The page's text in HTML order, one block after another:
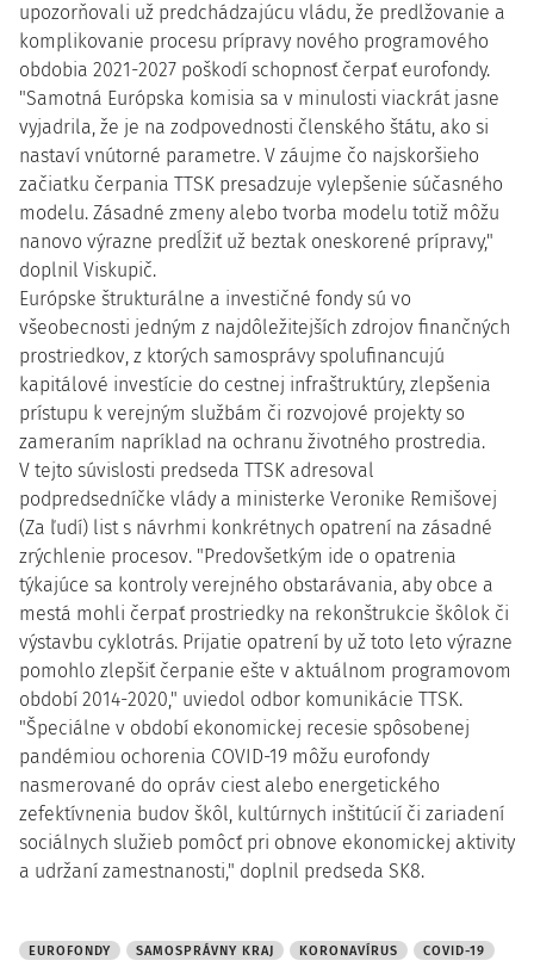
upozorňovali už predchádzajúcu vládu, že predlžovanie a
komplikovanie procesu prípravy nového programového
obdobia 2021-2027 poškodí schopnosť čerpať eurofondy.
"Samotná Európska komisia sa v minulosti viackrát jasne
vyjadrila, že je na zodpovednosti členského štátu, ako si
nastaví vnútorné parametre. V záujme čo najskoršieho
začiatku čerpania TTSK presadzuje vylepšenie súčasného
modelu. Zásadné zmeny alebo tvorba modelu totiž môžu
nanovo výrazne predĺžiť už beztak oneskorené prípravy,"
doplnil Viskupič.
Európske štrukturálne a investičné fondy sú vo
všeobecnosti jedným z najdôležitejších zdrojov finančných
prostriedkov, z ktorých samosprávy spolufinancujú
kapitálové investície do cestnej infraštruktúry, zlepšenia
prístupu k verejným službám či rozvojové projekty so
zameraním napríklad na ochranu životného prostredia.
V tejto súvislosti predseda TTSK adresoval
podpredsedníčke vlády a ministerke Veronike Remišovej
(Za ľudí) list s návrhmi konkrétnych opatrení na zásadné
zrýchlenie procesov. "Predovšetkým ide o opatrenia
týkajúce sa kontroly verejného obstarávania, aby obce a
mestá mohli čerpať prostriedky na rekonštrukcie škôlok či
výstavbu cyklotrás. Prijatie opatrení by už toto leto výrazne
pomohlo zlepšiť čerpanie ešte v aktuálnom programovom
období 2014-2020," uviedol odbor komunikácie TTSK.
"Špeciálne v období ekonomickej recesie spôsobenej
pandémiou ochorenia COVID-19 môžu eurofondy
nasmerované do opráv ciest alebo energetického
zefektívnenia budov škôl, kultúrnych inštitúcií či zariadení
sociálnych služieb pomôcť pri obnove ekonomickej aktivity
a udržaní zamestnanosti," doplnil predseda SK8.
EUROFONDY SAMOSPRÁVNY KRAJ KORONAVÍRUS COVID-19